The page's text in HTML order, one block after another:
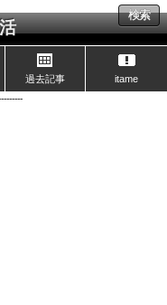
検索
過去記事 itame